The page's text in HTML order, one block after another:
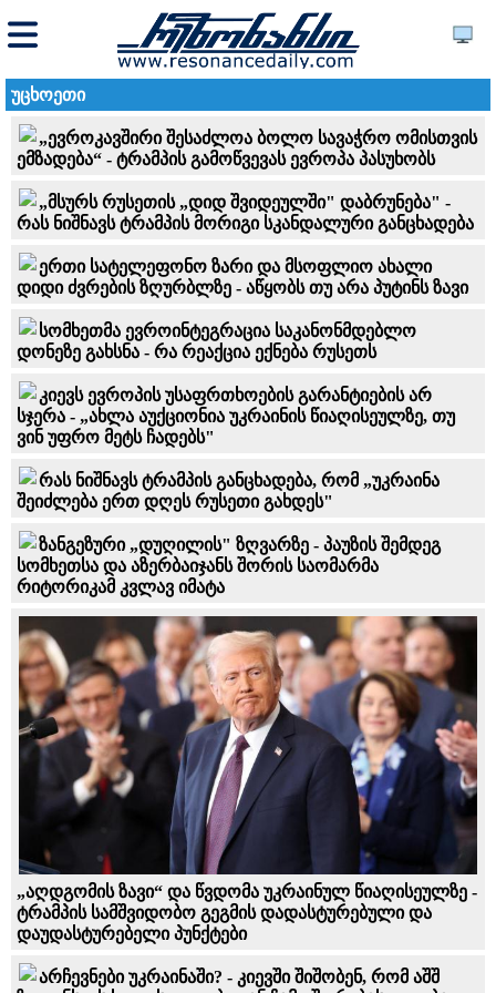
უცხოეთი
„ევროკავშირი შესაძლოა ბოლო სავაჭრო ომისთვის
ემზადება“ - ტრამპის გამოწვევას ევროპა პასუხობს
„მსურს რუსეთის „დიდ შვიდეულში" დაბრუნება" -
რას ნიშნავს ტრამპის მორიგი სკანდალური განცხადება
ერთი სატელეფონო ზარი და მსოფლიო ახალი
დიდი ძვრების ზღურბლზე - აწყობს თუ არა პუტინს ზავი
სომხეთმა ევროინტეგრაცია საკანონმდებლო
დონეზე გახსნა - რა რეაქცია ექნება რუსეთს
კიევს ევროპის უსაფრთხოების გარანტიების არ
სჯერა - „ახლა აუქციონია უკრაინის წიაღისეულზე, თუ
ვინ უფრო მეტს ჩადებს"
რას ნიშნავს ტრამპის განცხადება, რომ „უკრაინა
შეიძლება ერთ დღეს რუსეთი გახდეს"
ზანგეზური „დუღილის" ზღვარზე - პაუზის შემდეგ
სომხეთსა და აზერბაიჯანს შორის საომარმა
რიტორიკამ კვლავ იმატა
„აღდგომის ზავი“ და წვდომა უკრაინულ წიაღისეულზე -
ტრამპის სამშვიდობო გეგმის დადასტურებული და
დაუდასტურებელი პუნქტები
არჩევნები უკრაინაში? - კიევში შიშობენ, რომ აშშ